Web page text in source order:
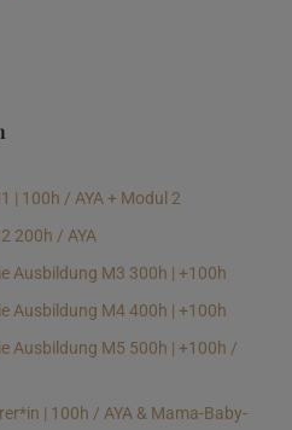
| 100h / AYA + Modul 2
200h / AYA
Ausbildung M3 300h | +100h
Ausbildung M4 400h | +100h
Ausbildung M5 500h | +100h /
| 100h / AYA & Mama-Baby-